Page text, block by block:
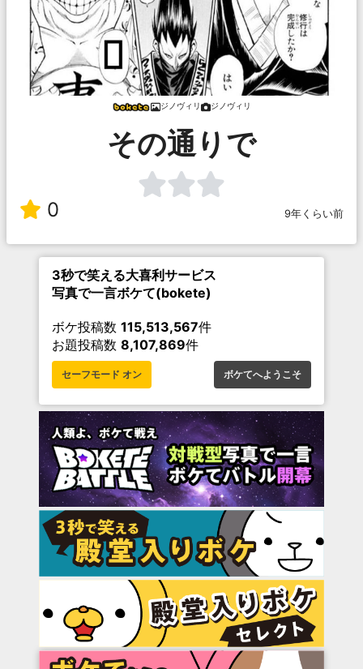
ジノヴィリ ジノヴィリ
その通りで
0 9年くらい前
3秒で笑える大喜利サービス
写真で一言ボケて(bokete)
ボケ投稿数 115,513,567件
お題投稿数 8,107,869件
セーフモード オン ボケてへようこそ